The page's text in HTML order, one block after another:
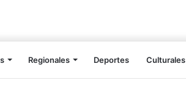
Regionales Deportes Culturales